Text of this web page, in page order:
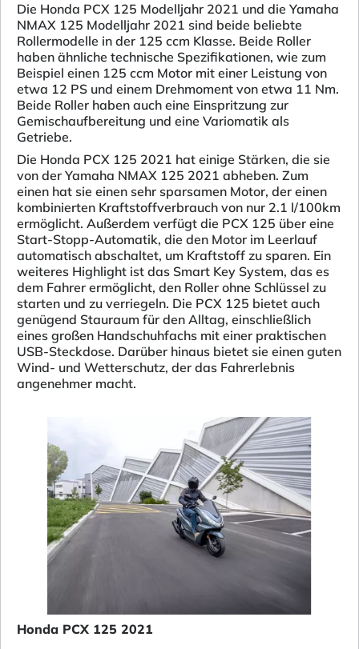
Die Honda PCX 125 Modelljahr 2021 und die Yamaha
NMAX 125 Modelljahr 2021 sind beide beliebte
Rollermodelle in der 125 ccm Klasse. Beide Roller
haben ähnliche technische Spezifikationen, wie zum
Beispiel einen 125 ccm Motor mit einer Leistung von
etwa 12 PS und einem Drehmoment von etwa 11 Nm.
Beide Roller haben auch eine Einspritzung zur
Gemischaufbereitung und eine Variomatik als
Getriebe.
Die Honda PCX 125 2021 hat einige Stärken, die sie
von der Yamaha NMAX 125 2021 abheben. Zum
einen hat sie einen sehr sparsamen Motor, der einen
kombinierten Kraftstoffverbrauch von nur 2.1 l/100km
ermöglicht. Außerdem verfügt die PCX 125 über eine
Start-Stopp-Automatik, die den Motor im Leerlauf
automatisch abschaltet, um Kraftstoff zu sparen. Ein
weiteres Highlight ist das Smart Key System, das es
dem Fahrer ermöglicht, den Roller ohne Schlüssel zu
starten und zu verriegeln. Die PCX 125 bietet auch
genügend Stauraum für den Alltag, einschließlich
eines großen Handschuhfachs mit einer praktischen
USB-Steckdose. Darüber hinaus bietet sie einen guten
Wind- und Wetterschutz, der das Fahrerlebnis
angenehmer macht.
Honda PCX 125 2021